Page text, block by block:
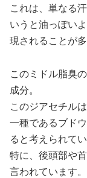
これは、単なる
いうと油っぽい
現されることが多
このミドル脂臭
成分。
このジアセチル
一種であるブド
ると考えられてい
特に、後頭部や
言われています。